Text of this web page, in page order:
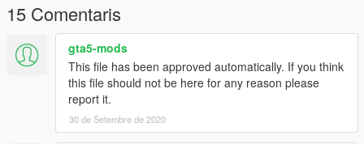
15 Comentaris
gta5-mods
This file has been approved automatically. If you think
this file should not be here for any reason please
report it.
30 de Setembre de 2020